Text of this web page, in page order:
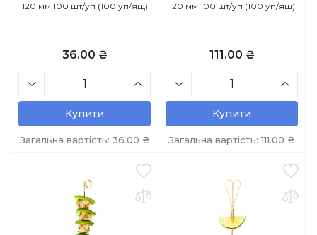
120 мм 100 шт/уп (100 уп/ящ)
36.00 ₴
Купити
Загальна вартість: 36.00 ₴
120 мм 100 шт/уп (100 уп/ящ)
111.00 ₴
Купити
Загальна вартість:111.00 ₴